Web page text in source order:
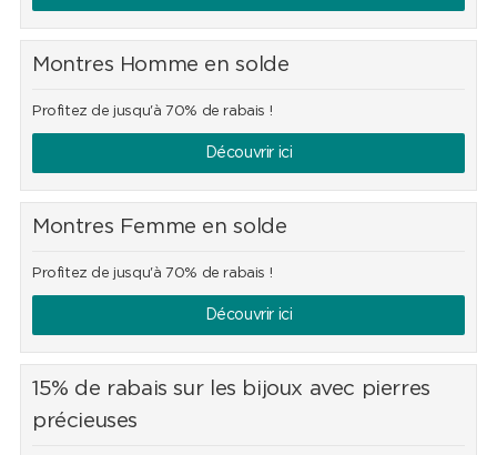
Montres Homme en solde
Profitez de jusqu'à 70% de rabais !
Découvrir ici
Montres Femme en solde
Profitez de jusqu'à 70% de rabais !
Découvrir ici
15% de rabais sur les bijoux avec pierres
précieuses